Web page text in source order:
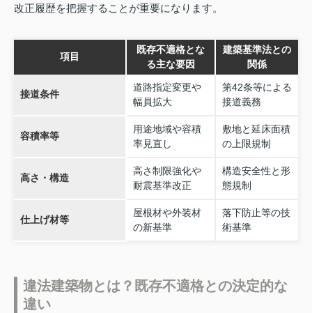
改正履歴を把握することが重要になります。
項目
既存不適格とな
る主な要因
建築基準法との
関係
接道条件
道路指定変更や
幅員拡大
第42条等による
接道義務
容積率等
用途地域や容積
率見直し
敷地と延床面積
の上限規制
高さ・構造
高さ制限強化や
耐震基準改正
構造安全性と形
態規制
仕上げ材等
屋根材や外装材
の新基準
落下防止等の技
術基準
違法建築物とは？既存不適格との決定的な
違い